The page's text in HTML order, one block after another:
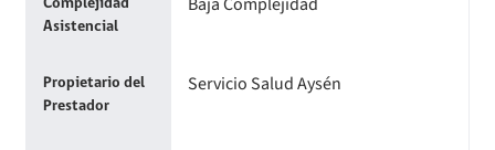
Complejidad
Asistencial
Propietario del
Prestador
Servicio Salud Aysén